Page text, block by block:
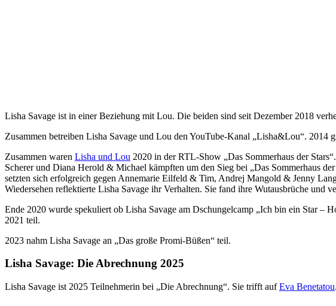
Lisha Savage ist in einer Beziehung mit Lou. Die beiden sind seit Dezember 2018
Zusammen betreiben Lisha Savage und Lou den YouTube-Kanal „Lisha&Lou“. 2014
Zusammen waren Lisha und Lou 2020 in der RTL-Show „Das Sommerhaus der
Scherer und Diana Herold & Michael kämpften um den Sieg bei „Das Sommerhaus
setzten sich erfolgreich gegen Annemarie Eilfeld & Tim, Andrej Mangold & Jenny
Wiedersehen reflektierte Lisha Savage ihr Verhalten. Sie fand ihre Wutausbrüche und
Ende 2020 wurde spekuliert ob Lisha Savage am Dschungelcamp „Ich bin ein Star –
2021 teil.
2023 nahm Lisha Savage an „Das große Promi-Büßen“ teil.
Lisha Savage: Die Abrechnung 2025
Lisha Savage ist 2025 Teilnehmerin bei „Die Abrechnung“. Sie trifft aufEva Benetatou.